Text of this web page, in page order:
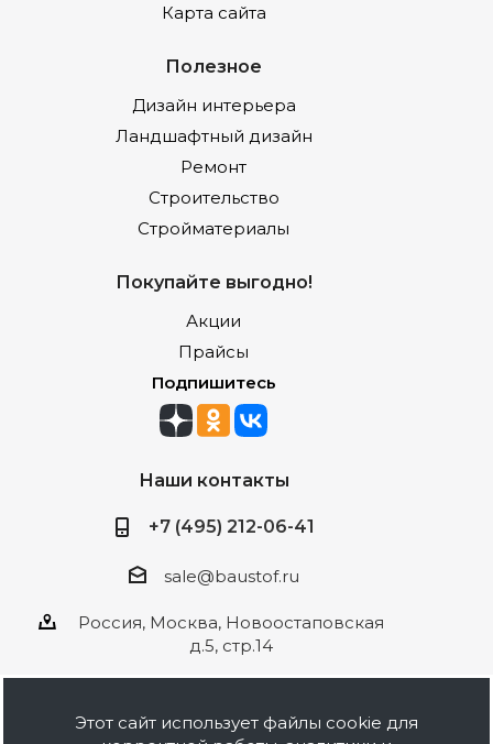
Карта сайта
Полезное
Дизайн интерьера
Ландшафтный дизайн
Ремонт
Строительство
Стройматериалы
Покупайте выгодно!
Акции
Прайсы
Подпишитесь
Наши контакты
+7 (495) 212-06-41
sale@baustof.ru
Россия, Москва, Новоостаповская
д.5, стр.14
Этот сайт использует файлы cookie для